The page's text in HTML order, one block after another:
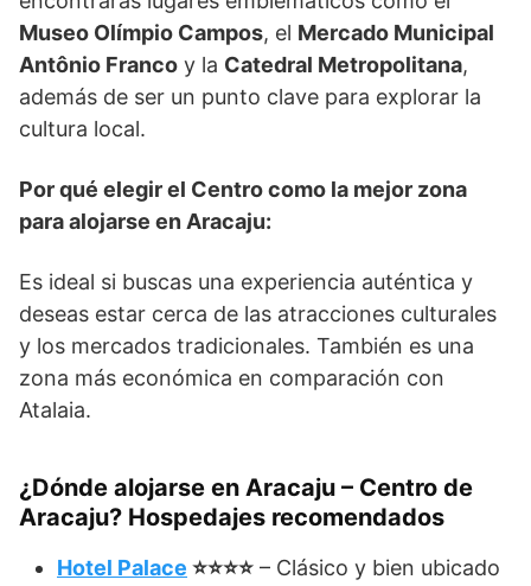
Museo Olímpio Campos, el Mercado Municipal
Antônio Franco y la Catedral Metropolitana,
además de ser un punto clave para explorar la
cultura local.
Por qué elegir el Centro como la mejor zona
para alojarse en Aracaju:
Es ideal si buscas una experiencia auténtica y
deseas estar cerca de las atracciones culturales
y los mercados tradicionales. También es una
zona más económica en comparación con
Atalaia.
¿Dónde alojarse en Aracaju – Centro de
Aracaju? Hospedajes recomendados
Hotel Palace ⭐⭐⭐⭐ – Clásico y bien ubicado